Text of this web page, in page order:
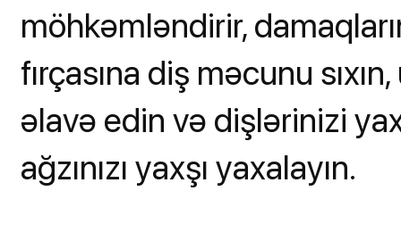
möhkəmləndirir,
fırçasına diş məcunu
əlavə edin və dişlərinizi
ağzınızı yaxşı yaxalayın.